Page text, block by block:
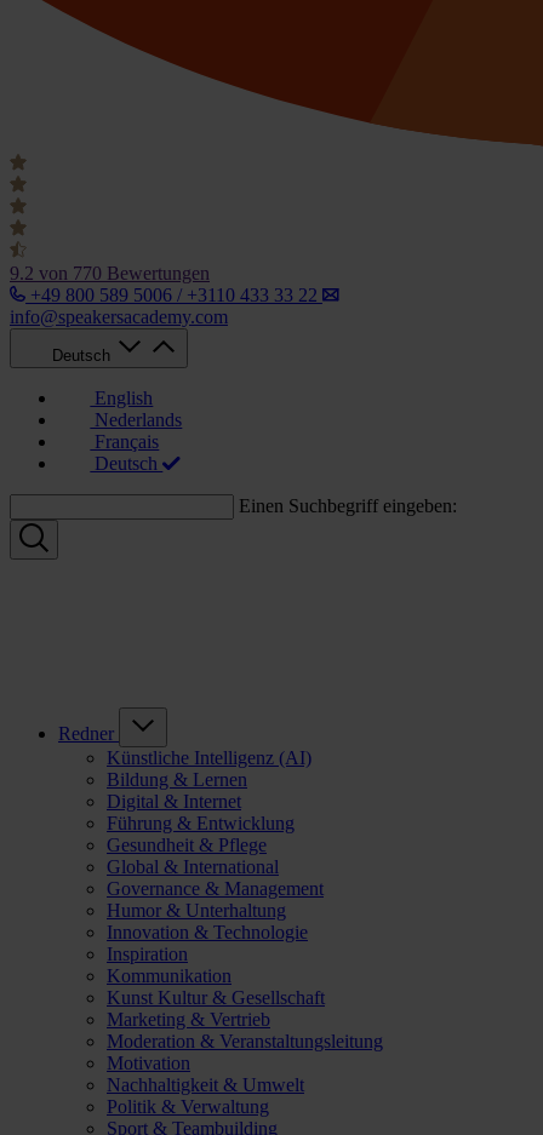
9.2 von 770 Bewertungen
+49 800 589 5006 / +3110 433 33 22
info@speakersacademy.com
Deutsch
English
Nederlands
Français
Deutsch
Einen Suchbegriff eingeben:
Redner
Künstliche Intelligenz (AI)
Bildung & Lernen
Digital & Internet
Führung & Entwicklung
Gesundheit & Pflege
Global & International
Governance & Management
Humor & Unterhaltung
Innovation & Technologie
Inspiration
Kommunikation
Kunst Kultur & Gesellschaft
Marketing & Vertrieb
Moderation & Veranstaltungsleitung
Motivation
Nachhaltigkeit & Umwelt
Politik & Verwaltung
Sport & Teambuilding